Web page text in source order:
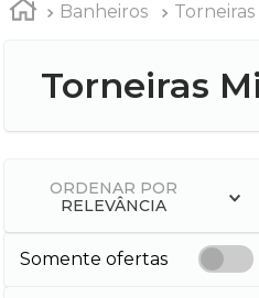
Banheiros Torneiras
Torneiras
ORDENAR POR
RELEVÂNCIA
Somente ofertas